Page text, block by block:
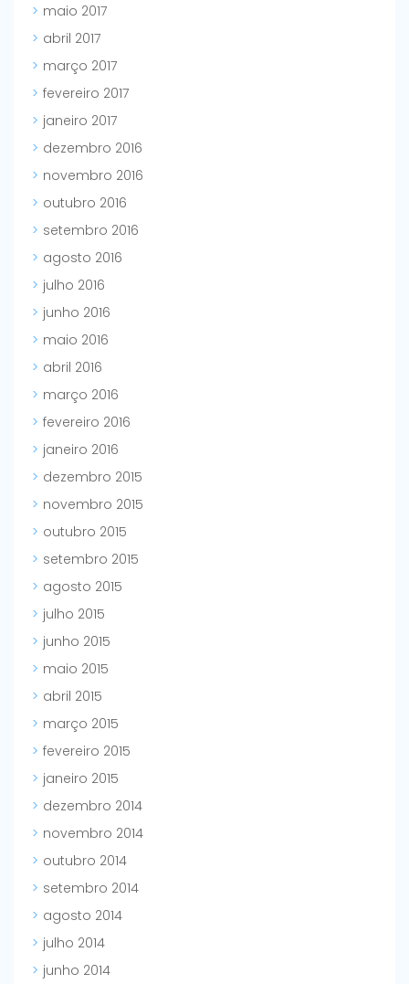
maio 2017
abril 2017
março 2017
fevereiro 2017
janeiro 2017
dezembro 2016
novembro 2016
outubro 2016
setembro 2016
agosto 2016
julho 2016
junho 2016
maio 2016
abril 2016
março 2016
fevereiro 2016
janeiro 2016
dezembro 2015
novembro 2015
outubro 2015
setembro 2015
agosto 2015
julho 2015
junho 2015
maio 2015
abril 2015
março 2015
fevereiro 2015
janeiro 2015
dezembro 2014
novembro 2014
outubro 2014
setembro 2014
agosto 2014
julho 2014
junho 2014